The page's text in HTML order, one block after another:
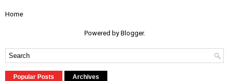
Home
Powered by Blogger.
Popular Posts Archives